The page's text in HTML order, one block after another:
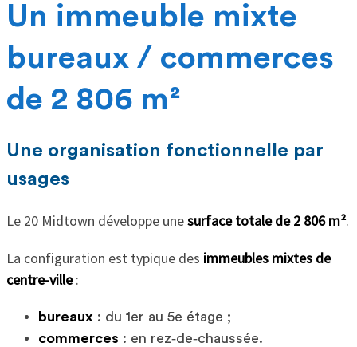
Un immeuble mixte
bureaux / commerces
de 2 806 m²
Une organisation fonctionnelle par
usages
Le 20 Midtown développe unesurface totale de 2 806 m².
La configuration est typique des immeubles mixtes de
centre-ville:
bureaux : du 1er au 5e étage ;
commerces : en rez‑de‑chaussée.